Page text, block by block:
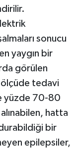
sonucu
yaygın bir
görülen
ölçüde tedavi
yüzde 70-80
hatta
bir
epilepsiler,